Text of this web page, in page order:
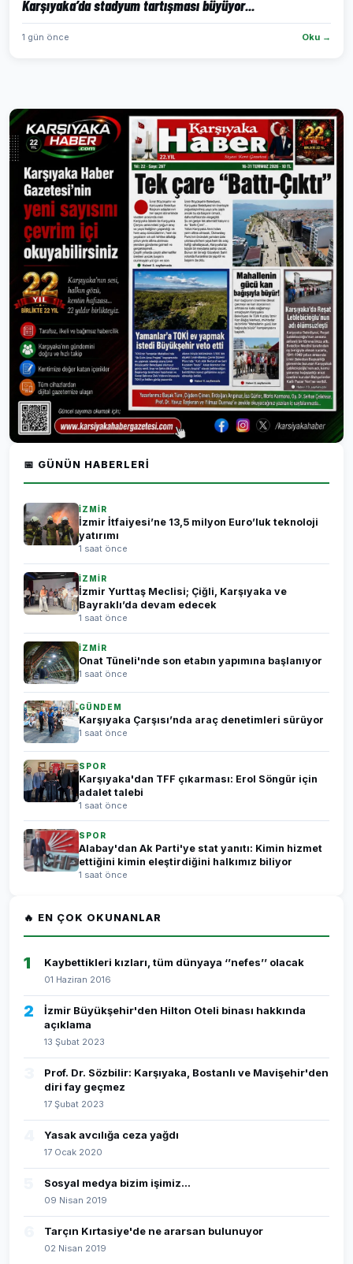
Karşıyaka’da stadyum tartışması büyüyor...
1 gün önce Oku →
📅 GÜNÜN HABERLERI
İZMİR
İzmir İtfaiyesi’ne 13,5 milyon Euro’luk teknoloji
yatırımı
1 saat önce
İZMİR
İzmir Yurttaş Meclisi; Çiğli, Karşıyaka ve
Bayraklı’da devam edecek
1 saat önce
İZMİR
Onat Tüneli'nde son etabın yapımına başlanıyor
1 saat önce
GÜNDEM
Karşıyaka Çarşısı’nda araç denetimleri sürüyor
1 saat önce
SPOR
Karşıyaka'dan TFF çıkarması: Erol Söngür için
adalet talebi
1 saat önce
SPOR
Alabay'dan Ak Parti'ye stat yanıtı: Kimin hizmet
ettiğini kimin eleştirdiğini halkımız biliyor
1 saat önce
🔥 EN ÇOK OKUNANLAR
1 Kaybettikleri kızları, tüm dünyaya ‘’nefes’’ olacak
01 Haziran 2016
2
İzmir Büyükşehir'den Hilton Oteli binası hakkında
açıklama
13 Şubat 2023
Prof. Dr. Sözbilir: Karşıyaka, Bostanlı ve Mavişehir'den
diri fay geçmez
17 Şubat 2023
Yasak avcılığa ceza yağdı
17 Ocak 2020
Sosyal medya bizim işimiz...
09 Nisan 2019
Tarçın Kırtasiye'de ne ararsan bulunuyor
02 Nisan 2019